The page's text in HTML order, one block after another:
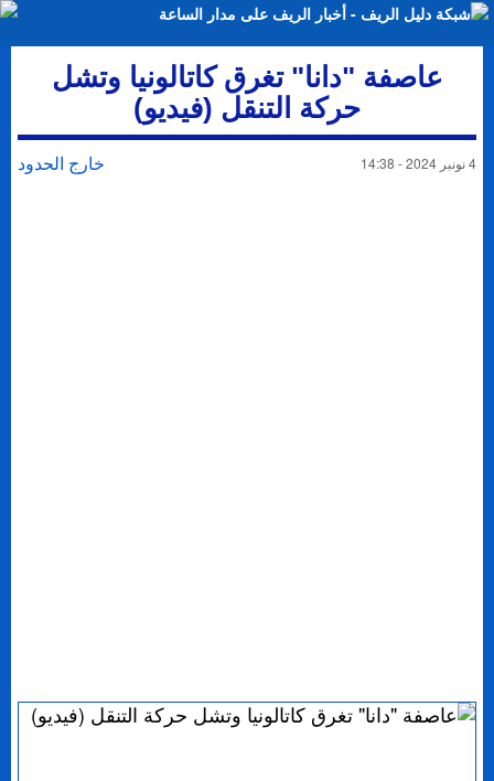
عاصفة "دانا" تغرق كاتالونيا وتشل
حركة التنقل (فيديو)
خارج الحدود 4 نونبر 2024 - 14:38